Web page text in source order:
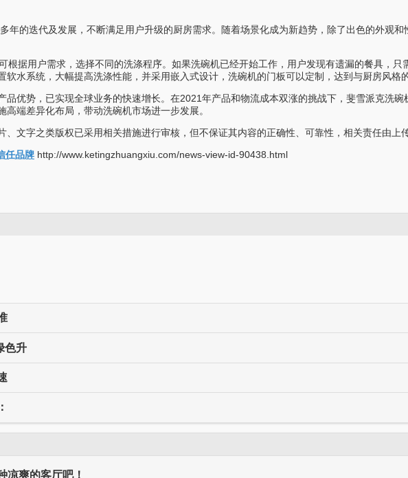
年的迭代及发展，不断满足用户升级的厨房需求。随着场景化成为新趋势，除了出色的外观
根据用户需求，选择不同的洗涤程序。如果洗碗机已经开始工作，用户发现有遗漏的餐具，
水系统，大幅提高洗涤性能，并采用嵌入式设计，洗碗机的门板可以定制，达到与厨房风格
品优势，已实现全球业务的快速增长。在2021年产品和物流成本双涨的挑战下，斐雪派克洗
端差异化布局，带动洗碗机市场进一步发展。
文字之类版权已采用相关措施进行审核，但不保证其内容的正确性、可靠性，相关责任由上
任品牌 http://www.ketingzhuangxiu.com/news-view-id-90438.html
色升
爽的客厅吧！